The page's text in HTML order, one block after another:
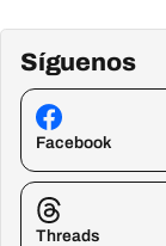
Síguenos
Facebook
Threads